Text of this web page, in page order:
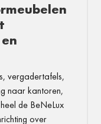
vergadertafels,
naar kantoren,
de BeNeLux
over